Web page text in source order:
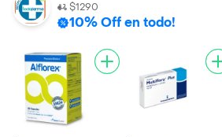
$1290
10% Off en todo!